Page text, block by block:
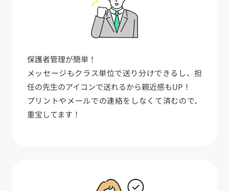
保護者管理が簡単！
メッセージもクラス単位で送り分けできるし、担
任の先生のアイコンで送れるから親近感もUP！
プリントやメールでの連絡をしなくて済むので、
重宝してます！